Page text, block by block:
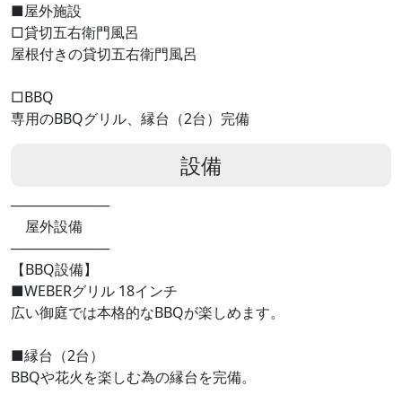
■屋外施設
□貸切五右衛門風呂
屋根付きの貸切五右衛門風呂
□BBQ
専用のBBQグリル、縁台（2台）完備
設備
──────────
屋外設備
──────────
【BBQ設備】
■WEBERグリル 18インチ
広い御庭では本格的なBBQが楽しめます。
■縁台（2台）
BBQや花火を楽しむ為の縁台を完備。